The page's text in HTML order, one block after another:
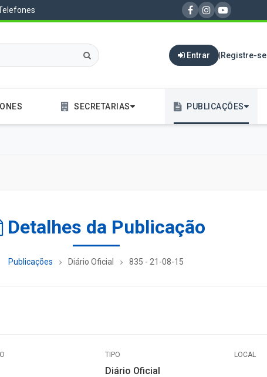
Entrar | Registre-se
SECRETARIAS PUBLICAÇÕES
Detalhes da Publicação
Publicações Diário Oficial 835 - 21-08-15
TIPO
Diário Oficial
LOCAL